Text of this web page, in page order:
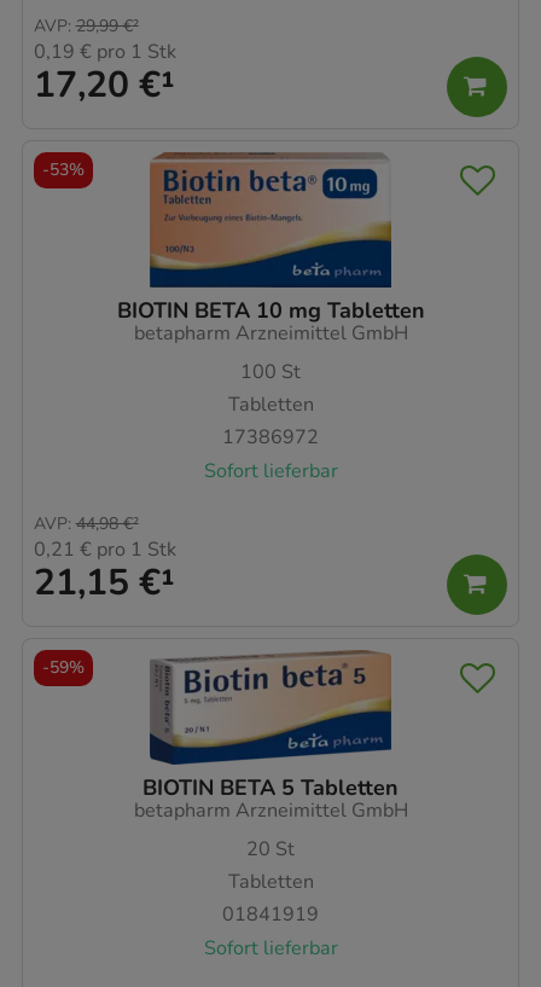
17,20 €¹
AVP: 29,99 €²
0,19 € pro 1 Stk
BIOTIN BETA 10 mg Tabletten
betapharm Arzneimittel GmbH
100 St
Tabletten
17386972
Sofort lieferbar
21,15 €¹
AVP: 44,98 €²
0,21 € pro 1 Stk
-53%
BIOTIN BETA 5 Tabletten
betapharm Arzneimittel GmbH
20 St
Tabletten
01841919
Sofort lieferbar
-59%